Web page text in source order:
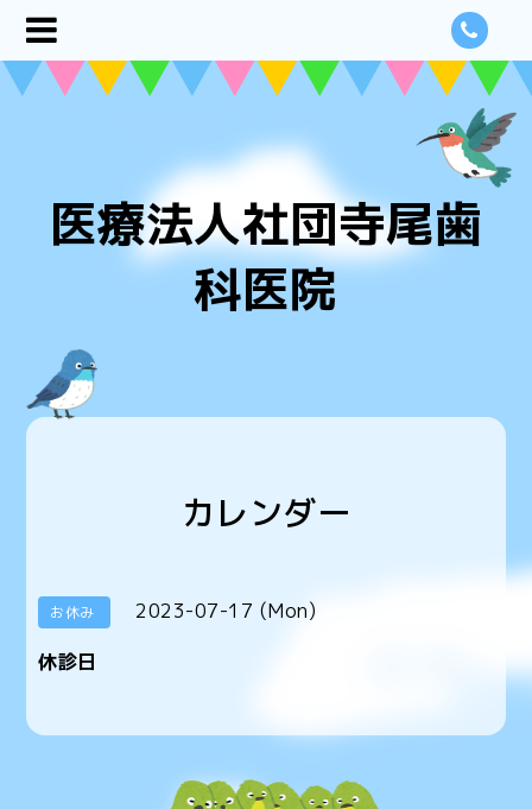
医療法人社団寺尾歯
科医院
カレンダー
お休み
2023-07-17 (Mon)
休診日